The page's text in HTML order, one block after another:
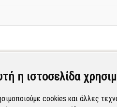
η ιστοσελίδα
cookies και άλλες